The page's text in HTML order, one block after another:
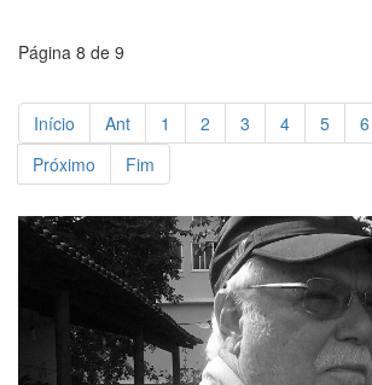
Página 8 de 9
Início Ant 1 2 3 4 5 6
Próximo
Fim